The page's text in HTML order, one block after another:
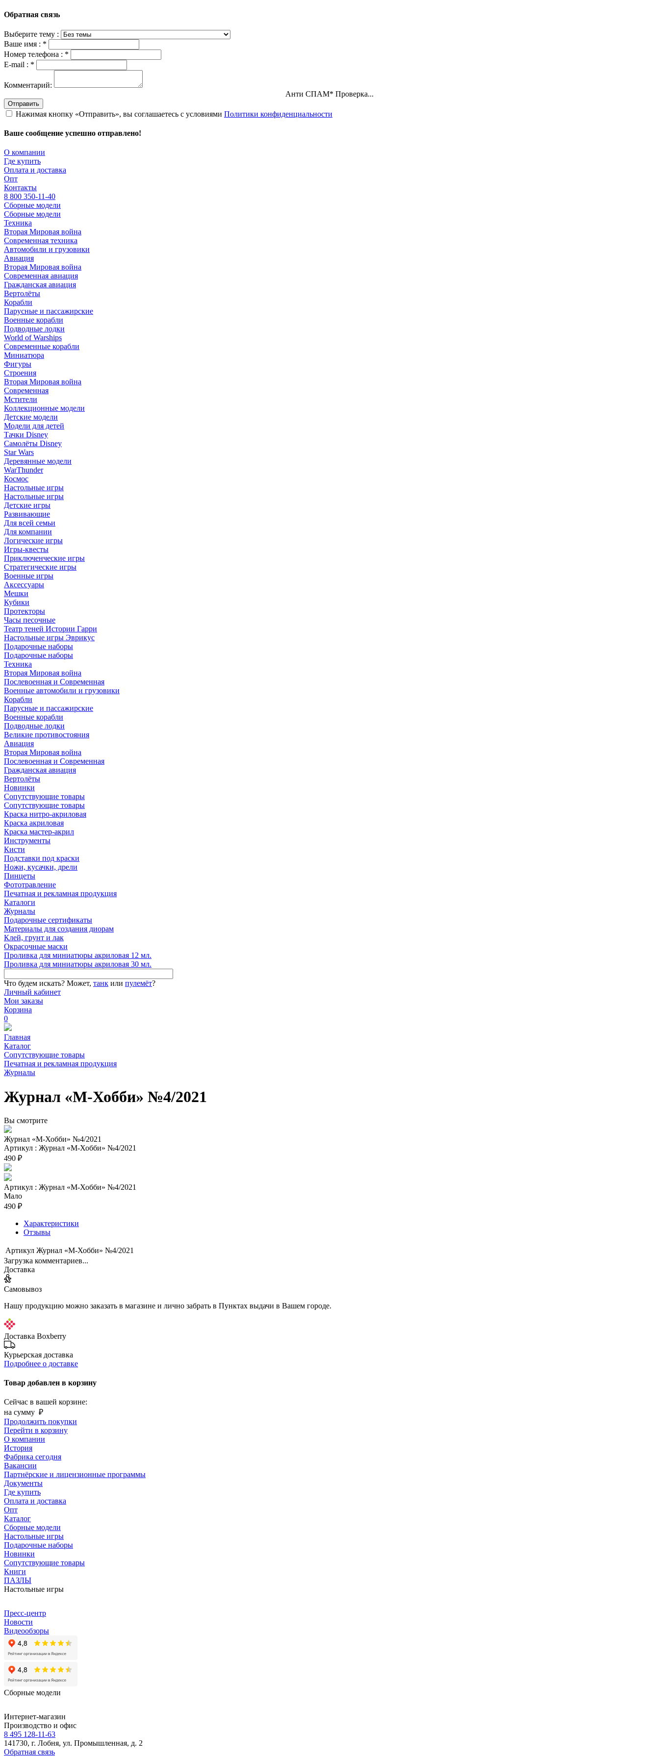
Обратная связь
Выберите тему :
Ваше имя : *
Номер телефона : *
E-mail : *
Комментарий:
Анти СПАМ* Проверка...
Отправить
Нажимая кнопку «Отправить», вы соглашаетесь с условиями Политики конфиденциальности
Ваше сообщение успешно отправлено!
О компании
Где купить
Оплата и доставка
Опт
Контакты
8 800 350-11-40
Сборные модели
Сборные модели
Техника
Вторая Мировая война
Современная техника
Автомобили и грузовики
Авиация
Вторая Мировая война
Современная авиация
Гражданская авиация
Вертолёты
Корабли
Парусные и пассажирские
Военные корабли
Подводные лодки
World of Warships
Современные корабли
Миниатюра
Фигуры
Строения
Вторая Мировая война
Современная
Мстители
Коллекционные модели
Детские модели
Модели для детей
Тачки Disney
Самолёты Disney
Star Wars
Деревянные модели
WarThunder
Космос
Настольные игры
Настольные игры
Детские игры
Развивающие
Для всей семьи
Для компании
Логические игры
Игры-квесты
Приключенческие игры
Стратегические игры
Военные игры
Аксессуары
Мешки
Кубики
Протекторы
Часы песочные
Театр теней Истории Гарри
Настольные игры Эврикус
Подарочные наборы
Подарочные наборы
Техника
Вторая Мировая война
Послевоенная и Современная
Военные автомобили и грузовики
Корабли
Парусные и пассажирские
Военные корабли
Подводные лодки
Великие противостояния
Авиация
Вторая Мировая война
Послевоенная и Современная
Гражданская авиация
Вертолёты
Новинки
Сопутствующие товары
Сопутствующие товары
Краска нитро-акриловая
Краска акриловая
Краска мастер-акрил
Инструменты
Кисти
Подставки под краски
Ножи, кусачки, дрели
Пинцеты
Фототравление
Печатная и рекламная продукция
Каталоги
Журналы
Подарочные сертификаты
Материалы для создания диорам
Клей, грунт и лак
Окрасочные маски
Проливка для миниатюры акриловая 12 мл.
Проливка для миниатюры акриловая 30 мл.
Что будем искать? Может, танк или пулемёт?
Личный кабинет
Мои заказы
Корзина
0
Главная
Каталог
Сопутствующие товары
Печатная и рекламная продукция
Журналы
Журнал «М-Хобби» №4/2021
Вы смотрите
Журнал «М-Хобби» №4/2021
Артикул : Журнал «М-Хобби» №4/2021
490 ₽
Артикул : Журнал «М-Хобби» №4/2021
Мало
490 ₽
Характеристики
Отзывы
Артикул Журнал «М-Хобби» №4/2021
Загрузка комментариев...
Доставка
Самовывоз
Нашу продукцию можно заказать в магазине и лично забрать в Пунктах выдачи в Вашем городе.
Доставка Boxberry
Курьерская доставка
Подробнее о доставке
Товар добавлен в корзину
Сейчас в вашей корзине:
на сумму ₽
Продолжить покупки
Перейти в корзину
О компании
История
Фабрика сегодня
Вакансии
Партнёрские и лицензионные программы
Документы
Где купить
Оплата и доставка
Опт
Каталог
Сборные модели
Настольные игры
Подарочные наборы
Новинки
Сопутствующие товары
Книги
ПАЗЛЫ
Настольные игры
Пресс-центр
Новости
Видеообзоры
Сборные модели
Интернет-магазин
Производство и офис
8 495 128-11-63
141730, г. Лобня, ул. Промышленная, д. 2
Обратная связь